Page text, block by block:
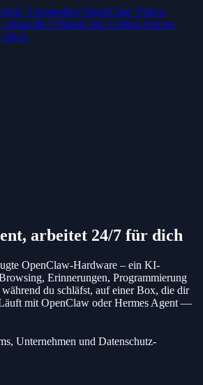
5 kostenlose OpenClaw Videos
die 5 OpenClaw Getting Started
Mail.
arbeitet 24/7 für dich
OpenClaw-Hardware – ein KI-
Erinnerungen, Programmierung
du schläfst, auf einer Box, die dir
mit OpenClaw oder Hermes Agent —
Unternehmen und Datenschutz-